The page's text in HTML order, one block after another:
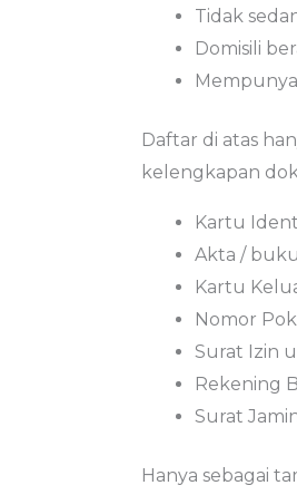
Tidak
Domisili
Daftar di atas
kelengkapan
Kartu
Akta /
Kartu
Nomor
Surat Izin
Rekening
Surat
Hanya sebagai